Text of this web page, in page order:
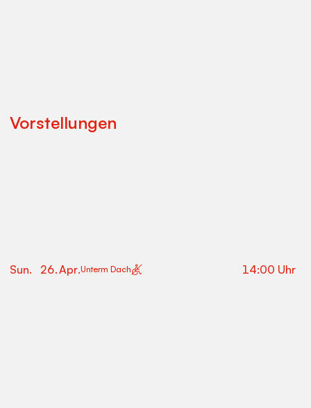
Vorstellungen
Sun. 26.Apr.Unterm Dach 14:00 Uhr